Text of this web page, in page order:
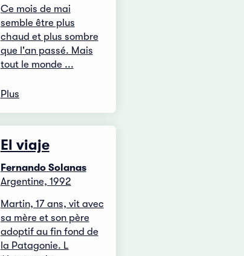
Ce mois de mai
semble être plus
chaud et plus sombre
que l'an passé. Mais
tout le monde ...
Plus
El viaje
Fernando Solanas
Argentine, 1992
Martin, 17 ans, vit avec
sa mère et son père
adoptif au fin fond de
la Patagonie. L